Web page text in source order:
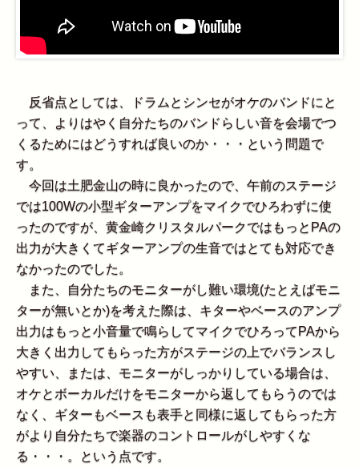
反省点としては、ドラムとシンセがオケのバンドにと
って、よりはやく自分たちのバンドらしい音を会場でつ
くるためにはどうすれば良いのか・・・という問題で
す。
今回は土肥金山の時に良かったので、午前のステージ
では100Wの小型ギターアンプをマイクでひろわずに使
ったのですが、黄金崎クリスタルパークではもっとPAの
出力が大きくてギターアンプの生音ではとても対応でき
なかったのでした。
また、自分たちのモニターがし難い環境(たとえばモニ
ターが無いとか)を考えた際は、キターやベースのアンプ
出力はもっと小音量で鳴らしてマイクでひろってPAから
大きく出力してもらった方がステージの上でバランスし
やすい、または、モニターがしっかりしている場合は、
オケとボーカルだけをモニターから返してもらうのでは
なく、ギターもベースも表手と同様に返してもらった方
がより自分たちで楽器のコントロールがしやすくな
る・・・。という点です。